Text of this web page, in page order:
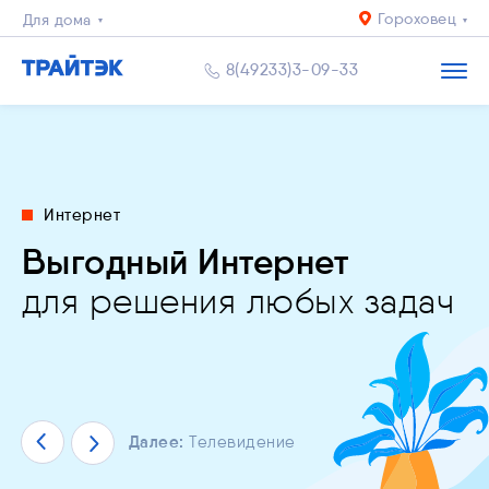
Для дома
Бизнесу
Гороховец
8(49233)3-09-33
ценам
Интернет
Выгодный Интернет
для решения любых задач
и IP
возрастов
за близкихи
уровень
и комфорта
Далее: Телевидение